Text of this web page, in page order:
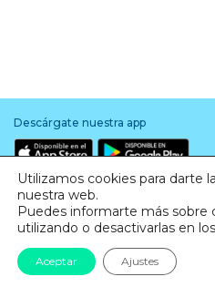
© Todos los derechos reservados.
Aviso legal· Política de Privacidad·
Descárgate nuestra app
Utilizamos cookies para darte
nuestra web.
Puedes informarte más sobre
utilizando o desactivarlas en los
Aceptar Ajustes